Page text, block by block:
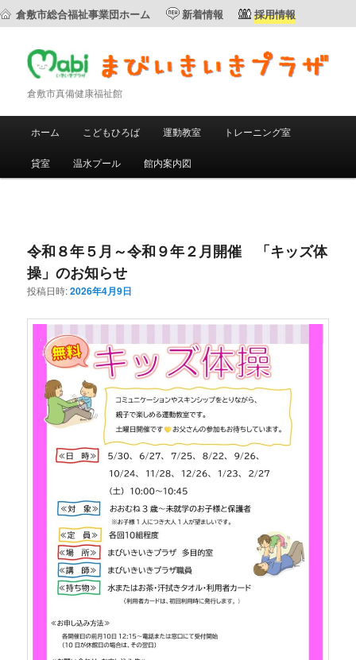
倉敷市総合福祉事業団ホーム 新着情報 採用情報
倉敷市真備健康福祉館
メ
メ
イ
ン
ン
へ
サ
ブ
テ
ツ
移
ホーム こどもひろば 運動教室 トレーニング室
貸室 温水プール 館内案内図
令和８年５月～令和９年２月開催 「キッズ体
操」のお知らせ
投稿日時:2026年4月9日